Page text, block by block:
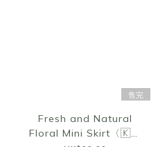
售完
Fresh and Natural
Floral Mini Skirt〈🇰🇷